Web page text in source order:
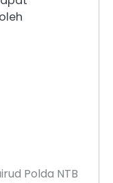
Polda NTB